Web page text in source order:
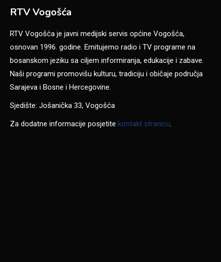
RTV Vogošća
RTV Vogošća je javni medijski servis općine Vogošća,
osnovan 1996. godine. Emitujemo radio i TV programe na
bosanskom jeziku sa ciljem informiranja, edukacije i zabave.
Naši programi promovišu kulturu, tradiciju i običaje područja
Sarajeva i Bosne i Hercegovine.
Sjedište: Jošanička 33, Vogošća
Za dodatne informacije posjetite kontakt stranicu